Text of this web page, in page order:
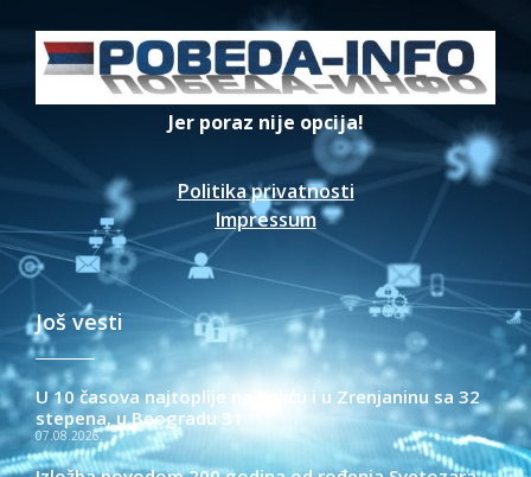
Jer poraz nije opcija!
Politika privatnosti
Impressum
Još vesti
U 10 časova najtoplije na Paliću i u Zrenjaninu sa 32
stepena, u Beogradu 31
07.08.2026.